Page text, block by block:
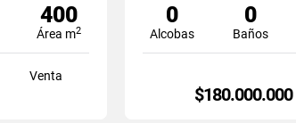
400
Área m2
Venta
0
Alcobas
0
Baños
$180.000.000